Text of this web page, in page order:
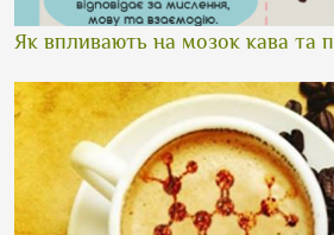
Як впливають на мозок кава та